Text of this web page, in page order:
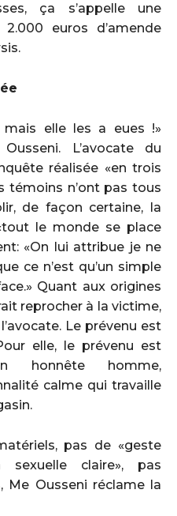
ça s’appelle une
euros d’amende
mais elle les a eues !»
L’avocate du
réalisée «en trois
témoins n’ont pas tous
de façon certaine, la
le monde se place
«On lui attribue je ne
ce n’est qu’un simple
Quant aux origines
reprocher à la victime,
Le prévenu est
elle, le prévenu est
honnête homme,
calme qui travaille
pas de «geste
sexuelle claire», pas
Me Ousseni réclame la